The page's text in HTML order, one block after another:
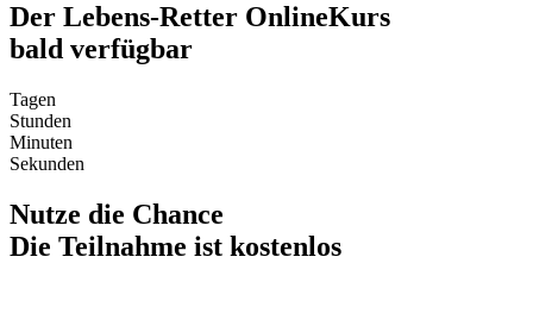
Der Lebens-Retter OnlineKurs
bald verfügbar
Tagen
Stunden
Minuten
Sekunden
Nutze die Chance
Die Teilnahme ist kostenlos